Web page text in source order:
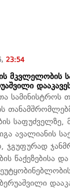
23:54
მკვლელობის
საფუძველზე,
ავალიანის
ჯგუფურად
წაქეზებისა